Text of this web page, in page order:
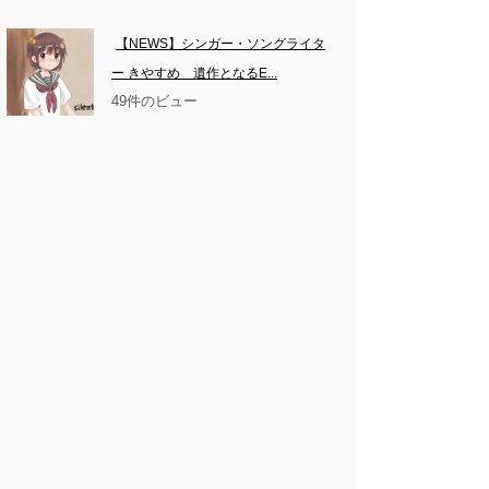
【NEWS】シンガー・ソングライタ
ー きやすめ　遺作となるE...
49件のビュー